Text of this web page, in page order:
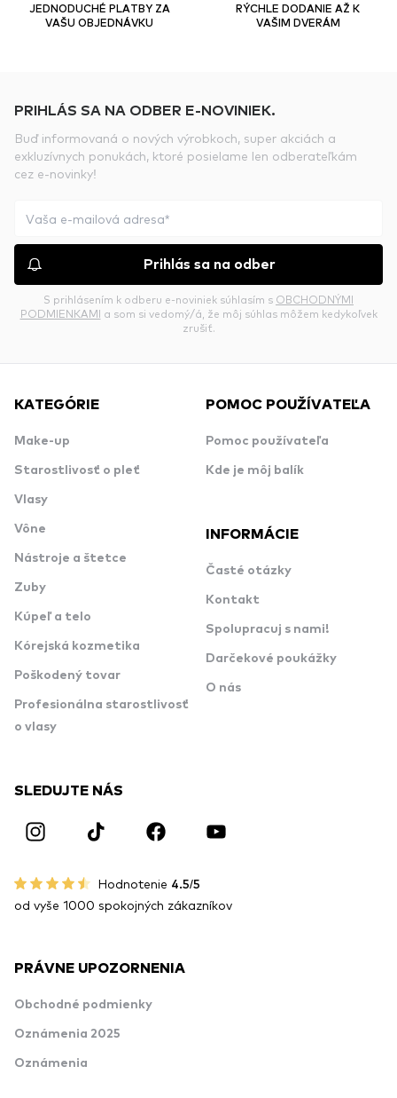
JEDNODUCHÉ PLATBY ZA
VAŠU OBJEDNÁVKU
RÝCHLE DODANIE AŽ K
VAŠIM DVERÁM
PRIHLÁS SA NA ODBER E-NOVINIEK.
Buď informovaná o nových výrobkoch, super akciách a
exkluzívnych ponukách, ktoré posielame len odberateľkám
cez e-novinky!
Prihlás sa na odber
S prihlásením k odberu e-noviniek súhlasím s OBCHODNÝMI
PODMIENKAMI a som si vedomý/á, že môj súhlas môžem kedykoľvek
zrušiť.
KATEGÓRIE
Make-up
Starostlivosť o pleť
Vlasy
Vône
Nástroje a štetce
Zuby
Kúpeľ a telo
Kórejská kozmetika
Poškodený tovar
Profesionálna starostlivosť
o vlasy
POMOC POUŽÍVATEĽA
Pomoc používateľa
Kde je môj balík
INFORMÁCIE
Časté otázky
Kontakt
Spolupracuj s nami!
Darčekové poukážky
O nás
SLEDUJTE NÁS
Hodnotenie 4.5/5
od vyše 1000 spokojných zákazníkov
PRÁVNE UPOZORNENIA
Obchodné podmienky
Oznámenia 2025
Oznámenia